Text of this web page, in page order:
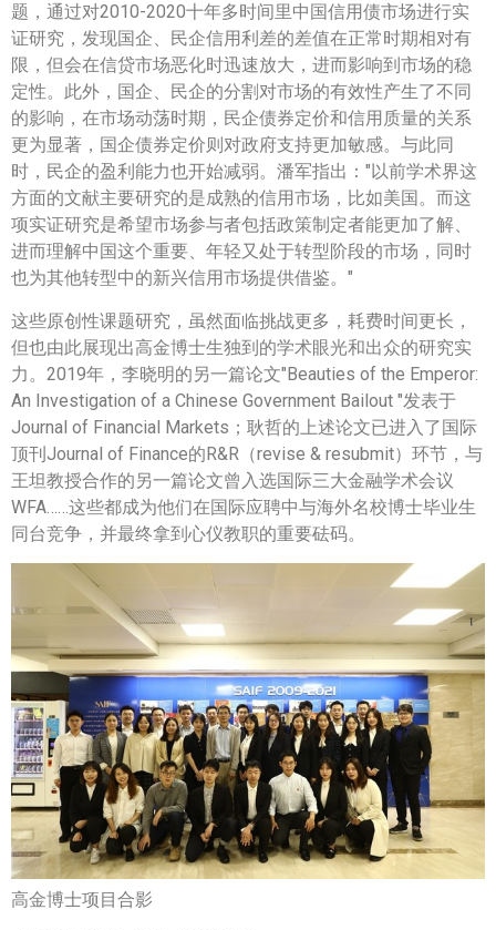
题，通过对2010-2020十年多时间里中国信用债市场进行实
证研究，发现国企、民企信用利差的差值在正常时期相对有
限，但会在信贷市场恶化时迅速放大，进而影响到市场的稳
定性。此外，国企、民企的分割对市场的有效性产生了不同
的影响，在市场动荡时期，民企债券定价和信用质量的关系
更为显著，国企债券定价则对政府支持更加敏感。与此同
时，民企的盈利能力也开始减弱。潘军指出："以前学术界这
方面的文献主要研究的是成熟的信用市场，比如美国。而这
项实证研究是希望市场参与者包括政策制定者能更加了解、
进而理解中国这个重要、年轻又处于转型阶段的市场，同时
也为其他转型中的新兴信用市场提供借鉴。"
这些原创性课题研究，虽然面临挑战更多，耗费时间更长，
但也由此展现出高金博士生独到的学术眼光和出众的研究实
力。2019年，李晓明的另一篇论文"Beauties of the Emperor:
An Investigation of a Chinese Government Bailout "发表于
Journal of Financial Markets；耿哲的上述论文已进入了国际
顶刊Journal of Finance的R&R（revise & resubmit）环节，与
王坦教授合作的另一篇论文曾入选国际三大金融学术会议
WFA……这些都成为他们在国际应聘中与海外名校博士毕业生
同台竞争，并最终拿到心仪教职的重要砝码。
高金博士项目合影